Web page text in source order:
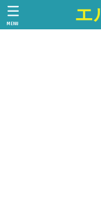
エ
MENU